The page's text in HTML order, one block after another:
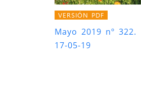
VERSIÓN PDF
Mayo 2019 nº 322.
17-05-19